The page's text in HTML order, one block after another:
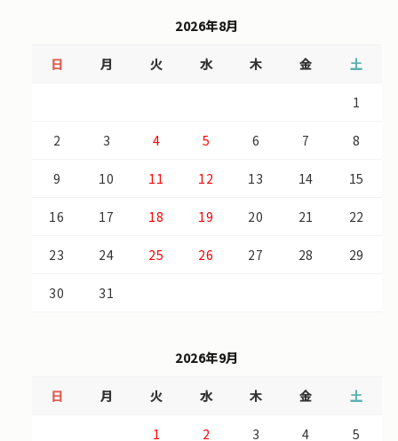
2026年8月
日 月 火 水 木 金 土
1
2 3 4 5 6 7 8
9 10 11 12 13 14 15
16 17 18 19 20 21 22
23 24 25 26 27 28 29
30 31
2026年9月
日 月 火 水 木 金 土
1 2 3 4 5